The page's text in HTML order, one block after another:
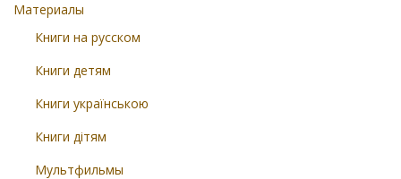
Материалы
Книги на русском
Книги детям
Книги українською
Книги дітям
Мультфильмы